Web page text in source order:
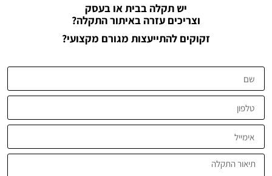
יש תקלה בבית או בעסק
וצריכים עזרה באיתור התקלה?
זקוקים להתייעצות מגורם מקצועי?